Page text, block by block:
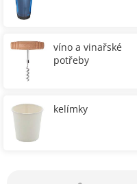
víno a vinařské
potřeby
kelímky